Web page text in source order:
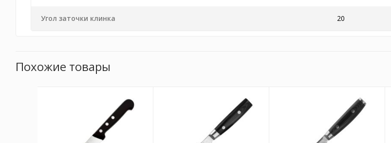
Угол заточки клинка 20
Похожие товары